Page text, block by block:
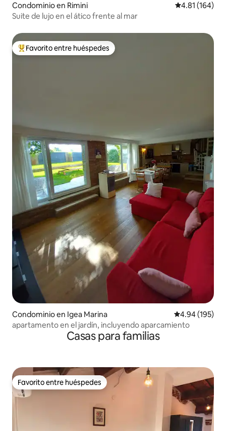
Condominio en Rimini Calificación
4.81 (164)
Suite de lujo en el ático frente al mar
De los mejores en Favorito entre huéspedes
Favorito entre huéspedes
Condominio en Igea Marina Calificación
4.94 (195)
apartamento en el jardín, incluyendo aparcamiento
Casas para familias
Favorito entre huéspedes
Favorito entre huéspedes